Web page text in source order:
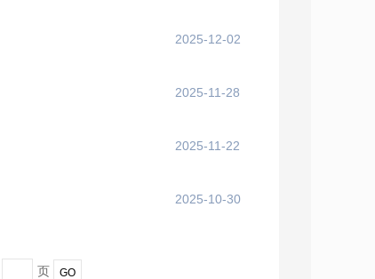
2025-12-02
2025-11-28
2025-11-22
2025-10-30
页